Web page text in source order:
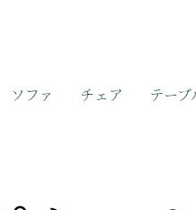
ソファ チェア テーブ